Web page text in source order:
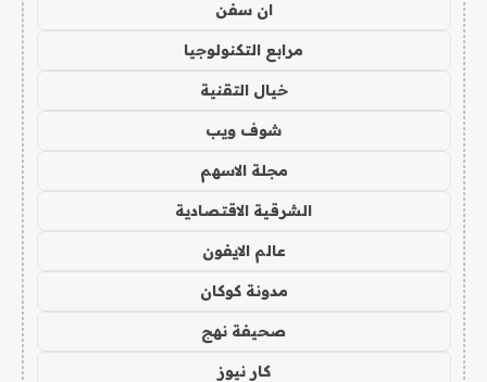
ان سفن
مرابع التكنولوجيا
خيال التقنية
شوف ويب
مجلة الاسهم
الشرقية الاقتصادية
عالم الايفون
مدونة كوكان
صحيفة نهج
كار نيوز